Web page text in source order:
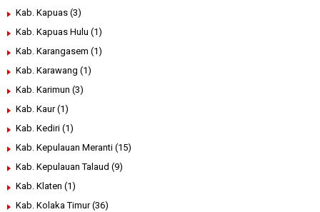
Kab. Kapuas (3)
Kab. Kapuas Hulu (1)
Kab. Karangasem (1)
Kab. Karawang (1)
Kab. Karimun (3)
Kab. Kaur (1)
Kab. Kediri (1)
Kab. Kepulauan Meranti (15)
Kab. Kepulauan Talaud (9)
Kab. Klaten (1)
Kab. Kolaka Timur (36)